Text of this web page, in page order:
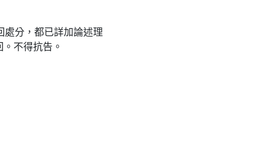
處分，都已詳加論述理
不得抗告。